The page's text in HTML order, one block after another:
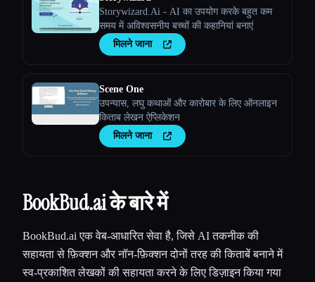
Storywizard.Ai - AI का उपयोग करके बहुत कम
समय में अविश्वसनीय बच्चों की कहानियां बनाएं
मिलने जाना
Scene One
उपन्यास, लघु कथाओं और कारोबार के लिए ऑनलाइन
किताब लेखन ऐप्लिकेशन
मिलने जाना
BookBud.ai के बारे में
BookBud.ai एक वेब-आधारित सेवा है, जिसे AI तकनीक की
सहायता से फ़िक्शन और नॉन-फ़िक्शन दोनों तरह की किताबें बनाने में
स्व-प्रकाशित लेखकों की सहायता करने के लिए डिज़ाइन किया गया